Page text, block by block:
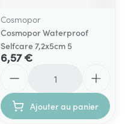
Cosmopor
Cosmopor Waterproof
Selfcare 7,2x5cm 5
6,57 €
Ajouter au panier